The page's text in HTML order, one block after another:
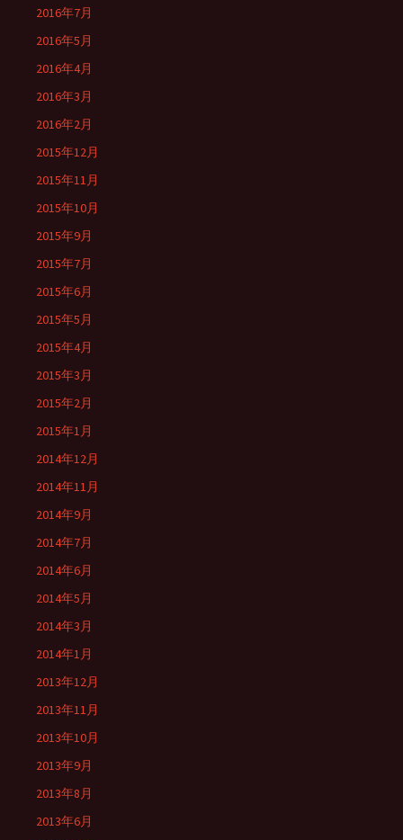
2016年7月
2016年5月
2016年4月
2016年3月
2016年2月
2015年12月
2015年11月
2015年10月
2015年9月
2015年7月
2015年6月
2015年5月
2015年4月
2015年3月
2015年2月
2015年1月
2014年12月
2014年11月
2014年9月
2014年7月
2014年6月
2014年5月
2014年3月
2014年1月
2013年12月
2013年11月
2013年10月
2013年9月
2013年8月
2013年6月